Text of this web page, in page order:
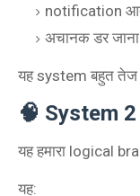
notification
अचानक डर जाना
यह system बहुत तेज
🧠 System
यह हमारा logical
यह: